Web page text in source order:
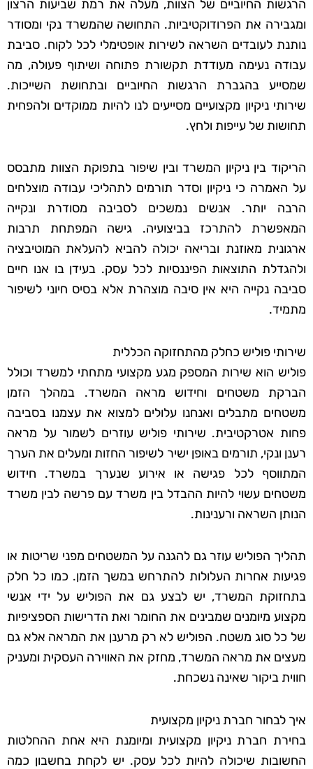
הרגשות החיוביים של הצוות, מעלה את רמת שביעות הרצון
ומגבירה את הפרודוקטיביות. התחושה שהמשרד נקי ומסודר
נותנת לעובדים השראה לשירות אופטימלי לכל לקוח. סביבת
עבודה נעימה מעודדת תקשורת פתוחה ושיתוף פעולה, מה
שמסייע בהגברת הרגשות החיוביים ובתחושת השייכות.
שירותי ניקיון מקצועיים מסייעים לנו להיות ממוקדים ולהפחית
תחושות של עייפות ולחץ.
הריקוד בין ניקיון המשרד ובין שיפור בתפוקת הצוות מתבסס
על האמרה כי ניקיון וסדר תורמים לתהליכי עבודה מוצלחים
הרבה יותר. אנשים נמשכים לסביבה מסודרת ונקייה
המאפשרת להתרכז בביצועיה. גישה המפתחת תרבות
ארגונית מאוזנת ובריאה יכולה להביא להעלאת המוטיבציה
ולהגדלת התוצאות הפיננסיות לכל עסק. בעידן בו אנו חיים
סביבה נקייה היא אין סיבה מוצהרת אלא בסיס חיוני לשיפור
מתמיד.
שירותי פוליש כחלק מהתחזוקה הכללית
פוליש הוא שירות המספק מגע מקצועי מתחתי למשרד וכולל
הברקת משטחים וחידוש מראה המשרד. במהלך הזמן
משטחים מתבלים ואנחנו עלולים למצוא את עצמנו בסביבה
פחות אטרקטיבית. שירותי פוליש עוזרים לשמור על מראה
רענן ונקי, תורמים באופן ישיר לשיפור החזות ומעלים את הערך
המתווסף לכל פגישה או אירוע שנערך במשרד. חידוש
משטחים עשוי להיות ההבדל בין משרד עם פרשה לבין משרד
הנותן השראה ורענינות.
תהליך הפוליש עוזר גם להגנה על המשטחים מפני שריטות או
פגיעות אחרות העלולות להתרחש במשך הזמן. כמו כל חלק
בתחזוקת המשרד, יש לבצע גם את הפוליש על ידי אנשי
מקצוע מיומנים שמבינים את החומר ואת הדרישות הספציפיות
של כל סוג משטח. הפוליש לא רק מרענן את המראה אלא גם
מעצים את מראה המשרד, מחזק את האווירה העסקית ומעניק
חווית ביקור שאינה נשכחת.
איך לבחור חברת ניקיון מקצועית
בחירת חברת ניקיון מקצועית ומיומנת היא אחת ההחלטות
החשובות שיכולה להיות לכל עסק. יש לקחת בחשבון כמה